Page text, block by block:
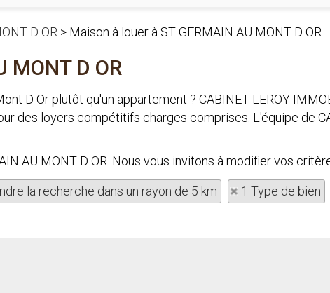
D OR > Maison à louer à ST GERMAIN AU MONT D OR
MONT D OR
D Or plutôt qu'un appartement ? CABINET LEROY
des loyers compétitifs charges comprises. L'équipe de
AU MONT D OR. Nous vous invitons à modifier vos
la recherche dans un rayon de 5 km 1 Type de bien